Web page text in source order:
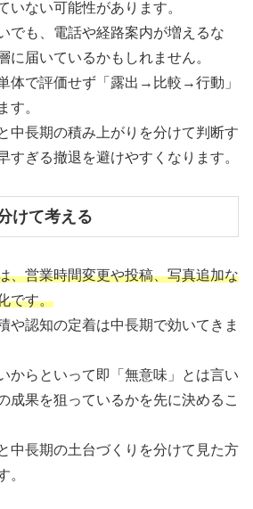
いない可能性があります。
でも、電話や経路案内が増えるな
に届いているかもしれません。
体で評価せず「露出→比較→行動」
す。
中長期の積み上がりを分けて判断す
すぎる撤退を避けやすくなります。
けて考える
、営業時間変更や投稿、写真追加な
です。
や認知の定着は中長期で効いてきま
からといって即「無意味」とは言い
成果を狙っているかを先に決めるこ
中長期の土台づくりを分けて見た方
。